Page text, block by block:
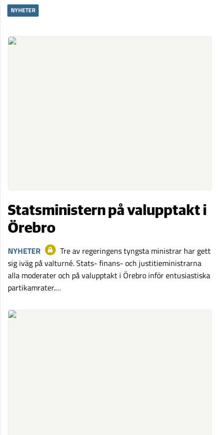
NYHETER
Statsministern på valupptakt i
Örebro
NYHETER
Tre av regeringens tyngsta ministrar har gett
sig iväg på valturné. Stats- finans- och justitieministrarna
alla moderater och på valupptakt i Örebro inför entusiastiska
partikamrater.…